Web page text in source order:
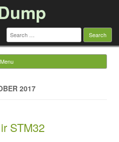
Search
for:
Menu
2017
STM32